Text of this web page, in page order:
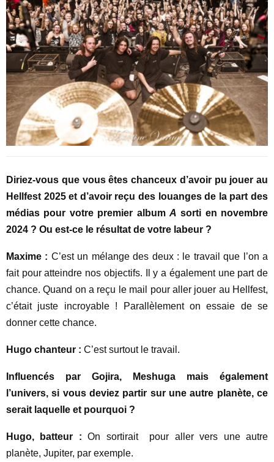
Diriez-vous que vous êtes chanceux d’avoir pu jouer au
Hellfest 2025 et d’avoir reçu des louanges de la part des
médias pour votre premier album A sorti en novembre
2024 ? Ou est-ce le résultat de votre labeur ?
Maxime : C’est un mélange des deux : le travail que l’on a
fait pour atteindre nos objectifs. Il y a également une part de
chance. Quand on a reçu le mail pour aller jouer au Hellfest,
c’était juste incroyable ! Parallèlement on essaie de se
donner cette chance.
Hugo chanteur : C’est surtout le travail.
Influencés par Gojira, Meshuga mais également
l’univers, si vous deviez partir sur une autre planète, ce
serait laquelle et pourquoi ?
Hugo, batteur : On sortirait pour aller vers une autre
planète, Jupiter, par exemple.